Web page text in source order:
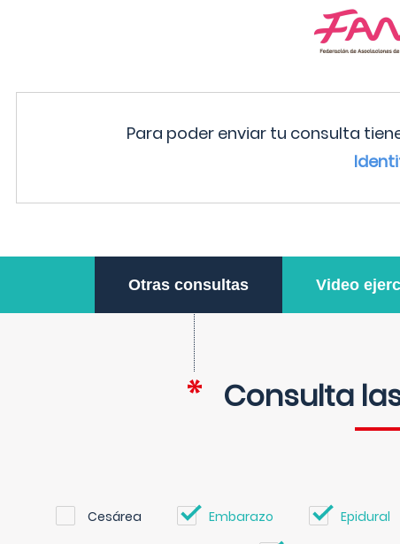
Para poder enviar tu consulta
Otras consultas Video
Consulta
Cesárea Embarazo Epidural